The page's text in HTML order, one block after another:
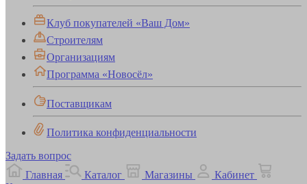
Клуб покупателей «Ваш Дом»
Строителям
Организациям
Программа «Новосёл»
Поставщикам
Политика конфиденциальности
Задать вопрос
Главная
Каталог Магазины
Кабинет